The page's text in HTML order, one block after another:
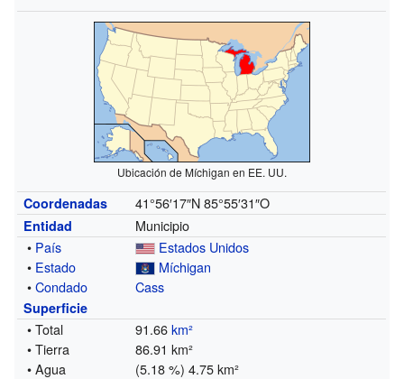
Ubicación de Míchigan en EE. UU.
Coordenadas 41°56′17″N 85°55′31″O
Entidad
Municipio
• País
Estados Unidos
• Estado
Míchigan
•Condado Cass
Superficie
• Total 91.66km²
• Tierra
86.91 km²
• Agua
(5.18 %) 4.75 km²